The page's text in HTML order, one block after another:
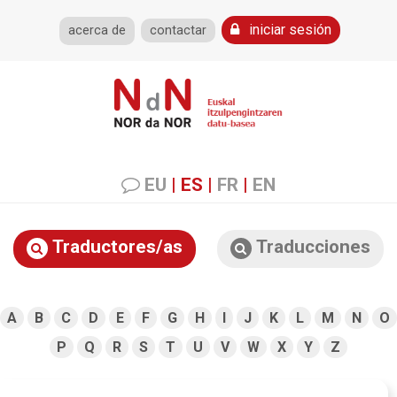
acerca de contactar iniciar sesión
EU | ES | FR | EN
Traductores/as Traducciones
A B C D E F G H I J K L M N
O
P
Q R S T U V W X Y Z